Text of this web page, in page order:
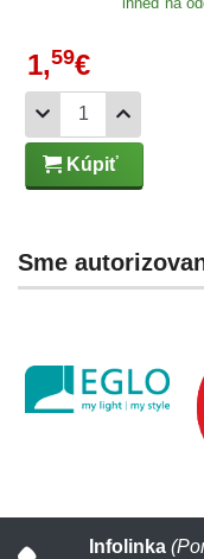
1,59€
Kúpiť
Sme
Infolinka